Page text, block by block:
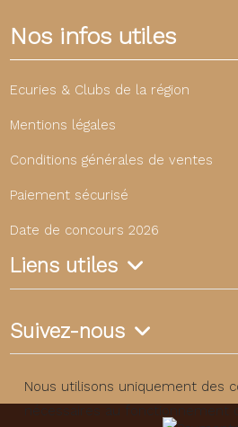
Nos infos utiles
Ecuries & Clubs de la région
Mentions légales
Conditions générales de ventes
Paiement sécurisé
Date de concours 2026
Liens utiles
Suivez-nous
Nous utilisons uniquement des
nécessaires au fonctionnement